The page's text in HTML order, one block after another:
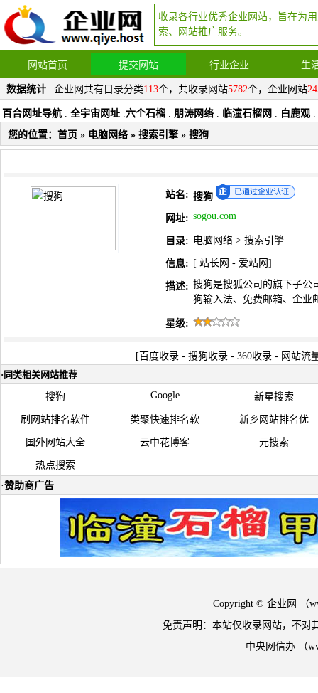
收录各行业优秀企业网站，旨在为
索、网站推广服务。
网站首页 提交网站 行业企业 生
数据统计 | 企业网共有目录分类113个，共收录网站5782个，企业网站
百合网址导航 . 全宇宙网址 .六个石榴 . 朋涛网络 . 临潼石榴网 . 白鹿观 .
您的位置： 首页 » 电脑网络 » 搜索引擎 » 搜狗
站名: 搜狗
网址: sogou.com
目录: 电脑网络 > 搜索引擎
信息: [ 站长网 - 爱站网 ]
描述: 搜狗是搜狐公司的旗下子公
狗输入法、免费邮箱、企业
星级:
[ 百度收录 - 搜狗收录 - 360收录 - 网站流
· 同类相关网站推荐
搜狗 Google 新星搜索
刷网站排名软件 类聚快速排名软 新乡网站排名优
国外网站大全 云中花博客 元搜索
热点搜索
·赞助商广告
Copyright © 企业网 （
免责声明：本站仅收录网站，不对
中央网信办 （